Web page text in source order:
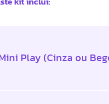
kit inclui:
Play (Cinza ou